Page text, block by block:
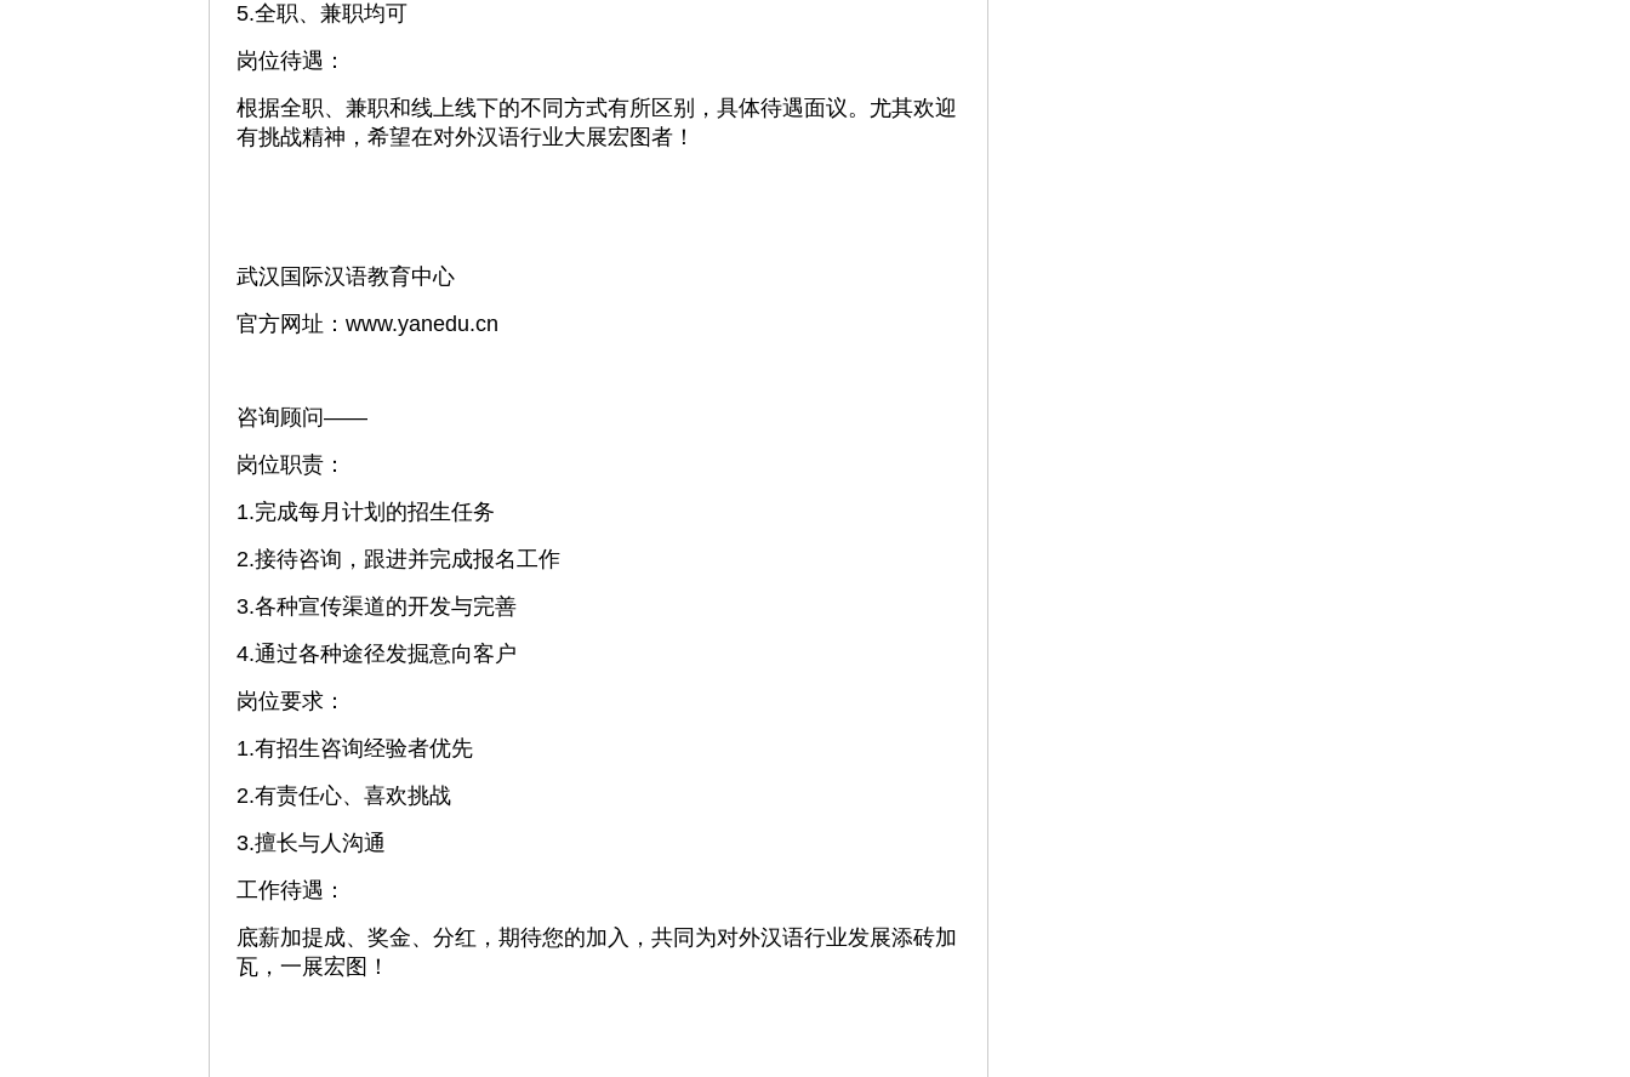
5.全职、兼职均可
岗位待遇：
根据全职、兼职和线上线下的不同方式有所区别，具体待遇面议。尤其欢迎
有挑战精神，希望在对外汉语行业大展宏图者！
武汉国际汉语教育中心
官方网址：www.yanedu.cn
咨询顾问——
岗位职责：
1.完成每月计划的招生任务
2.接待咨询，跟进并完成报名工作
3.各种宣传渠道的开发与完善
4.通过各种途径发掘意向客户
岗位要求：
1.有招生咨询经验者优先
2.有责任心、喜欢挑战
3.擅长与人沟通
工作待遇：
底薪加提成、奖金、分红，期待您的加入，共同为对外汉语行业发展添砖加
瓦，一展宏图！